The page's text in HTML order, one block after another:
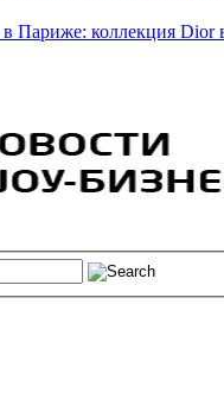
Париже: коллекция Dior